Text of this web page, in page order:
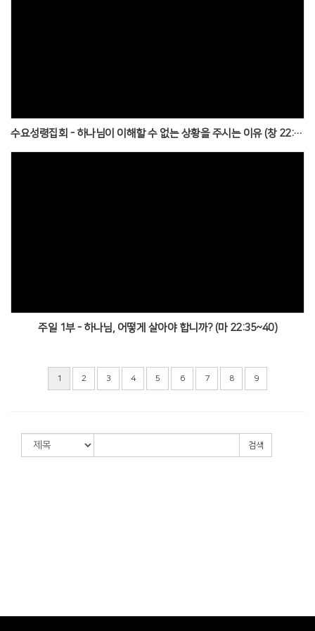
수요성령집회 - 하나님이 이해할 수 없는 상황을 주시는 이유 (창 22:1~14)
주일 1부 - 하나님, 어떻게 살아야 합니까? (마 22:35~40)
1 2 3 4 5 6 7 8 9
검색